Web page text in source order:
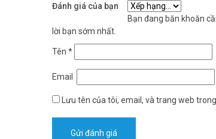
Đánh giá của bạn
Bạn đang băn khoăn
lời bạn sớm nhất.
Tên *
Email
Lưu tên của tôi, email, và trang web